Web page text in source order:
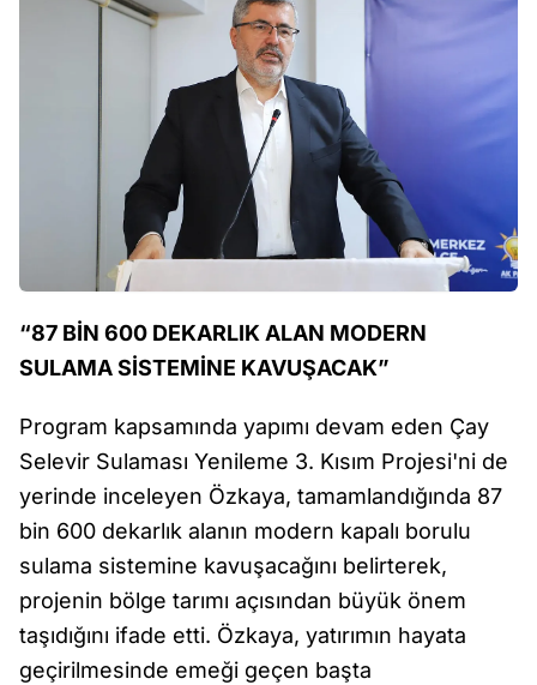
“87 BİN 600 DEKARLIK ALAN MODERN
SULAMA SİSTEMİNE KAVUŞACAK”
Program kapsamında yapımı devam eden Çay
Selevir Sulaması Yenileme 3. Kısım Projesi'ni de
yerinde inceleyen Özkaya, tamamlandığında 87
bin 600 dekarlık alanın modern kapalı borulu
sulama sistemine kavuşacağını belirterek,
projenin bölge tarımı açısından büyük önem
taşıdığını ifade etti. Özkaya, yatırımın hayata
geçirilmesinde emeği geçen başta